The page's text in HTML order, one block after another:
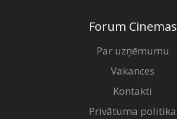
Forum Cinemas
Par uzņēmumu
Vakances
Kontakti
Privātuma politika